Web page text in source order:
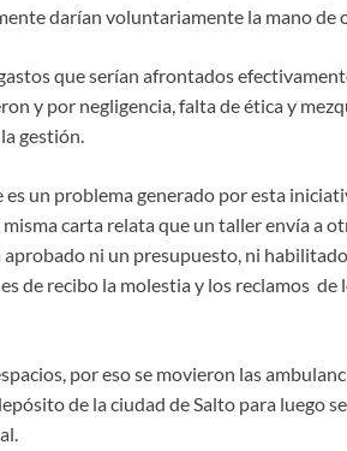
darían voluntariamente la mano de
que serían afrontados
y por negligencia, falta de ética y
gestión.
un problema generado por esta
carta relata que un taller envía a
ni un presupuesto, ni habilitado
de recibo la molestia y los reclamos de
por eso se movieron las
de la ciudad de Salto para luego